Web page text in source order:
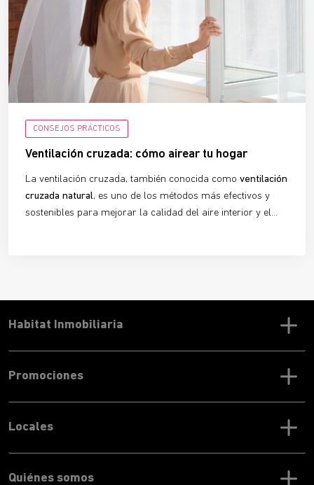
CONSEJOS PRÁCTICOS
Ventilación cruzada: cómo airear tu hogar
La ventilación cruzada, también conocida como ventilación
cruzada natural, es uno de los métodos más efectivos y
sostenibles para mejorar la calidad del aire interior y el
Promociones
Locales
Quiénes somos
Habitat Inmobiliaria